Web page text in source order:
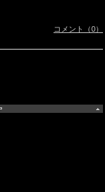
コメント（0）